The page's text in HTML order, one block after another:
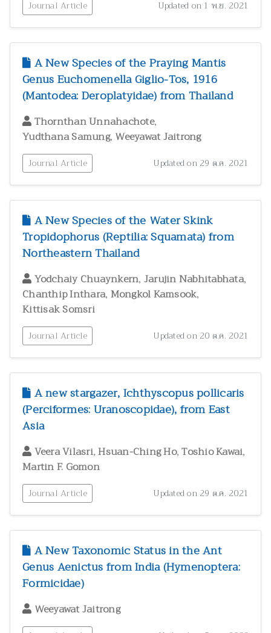
Journal Article Updated on 1 พ.ย. 2021
A New Species of the Praying Mantis
Genus Euchomenella Giglio-Tos, 1916
(Mantodea: Deroplatyidae) from Thailand
Thornthan Unnahachote,
Yudthana Samung, Weeyawat Jaitrong
Journal Article Updated on 29 ต.ค. 2021
A New Species of the Water Skink
Tropidophorus (Reptilia: Squamata) from
Northeastern Thailand
Yodchaiy Chuaynkern, Jarujin Nabhitabhata,
Chanthip Inthara, Mongkol Kamsook,
Kittisak Somsri
Journal Article Updated on 20 ต.ค. 2021
A new stargazer, Ichthyscopus pollicaris
(Perciformes: Uranoscopidae), from East
Asia
Veera Vilasri,Hsuan-Ching Ho,Toshio Kawai,
Martin F. Gomon
Journal Article Updated on 29 ต.ค. 2021
A New Taxonomic Status in the Ant
Genus Aenictus from India (Hymenoptera:
Formicidae)
Weeyawat Jaitrong